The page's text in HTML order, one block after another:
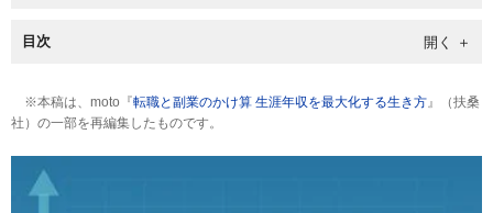
目次
※本稿は、moto『転職と副業のかけ算 生涯年収を最大化する生き方 』（扶桑
社）の一部を再編集したものです。